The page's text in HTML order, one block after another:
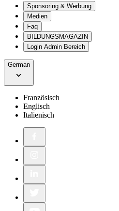
Sponsoring & Werbung
Medien
Faq
BILDUNGSMAGAZIN
Login Admin Bereich
German
Französisch
Englisch
Italienisch